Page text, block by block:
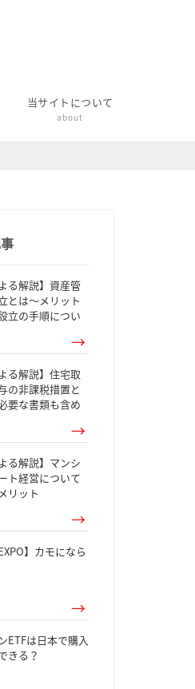
当サイトについて
about
る解説】資産管
とは～メリット
立の手順につい
る解説】住宅取
の非課税措置と
要な書類も含め
る解説】マンシ
ト経営について
リット
】カモになら
ETFは日本で購入
きる？